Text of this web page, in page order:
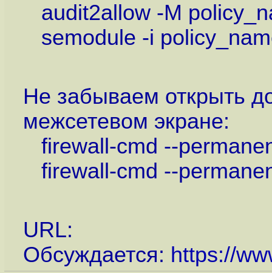
audit2allow -M
semodule -i
Не забываем открыть
межсетевом экране:
firewall-cmd --
firewall-cmd --
URL:
Обсуждается: https://